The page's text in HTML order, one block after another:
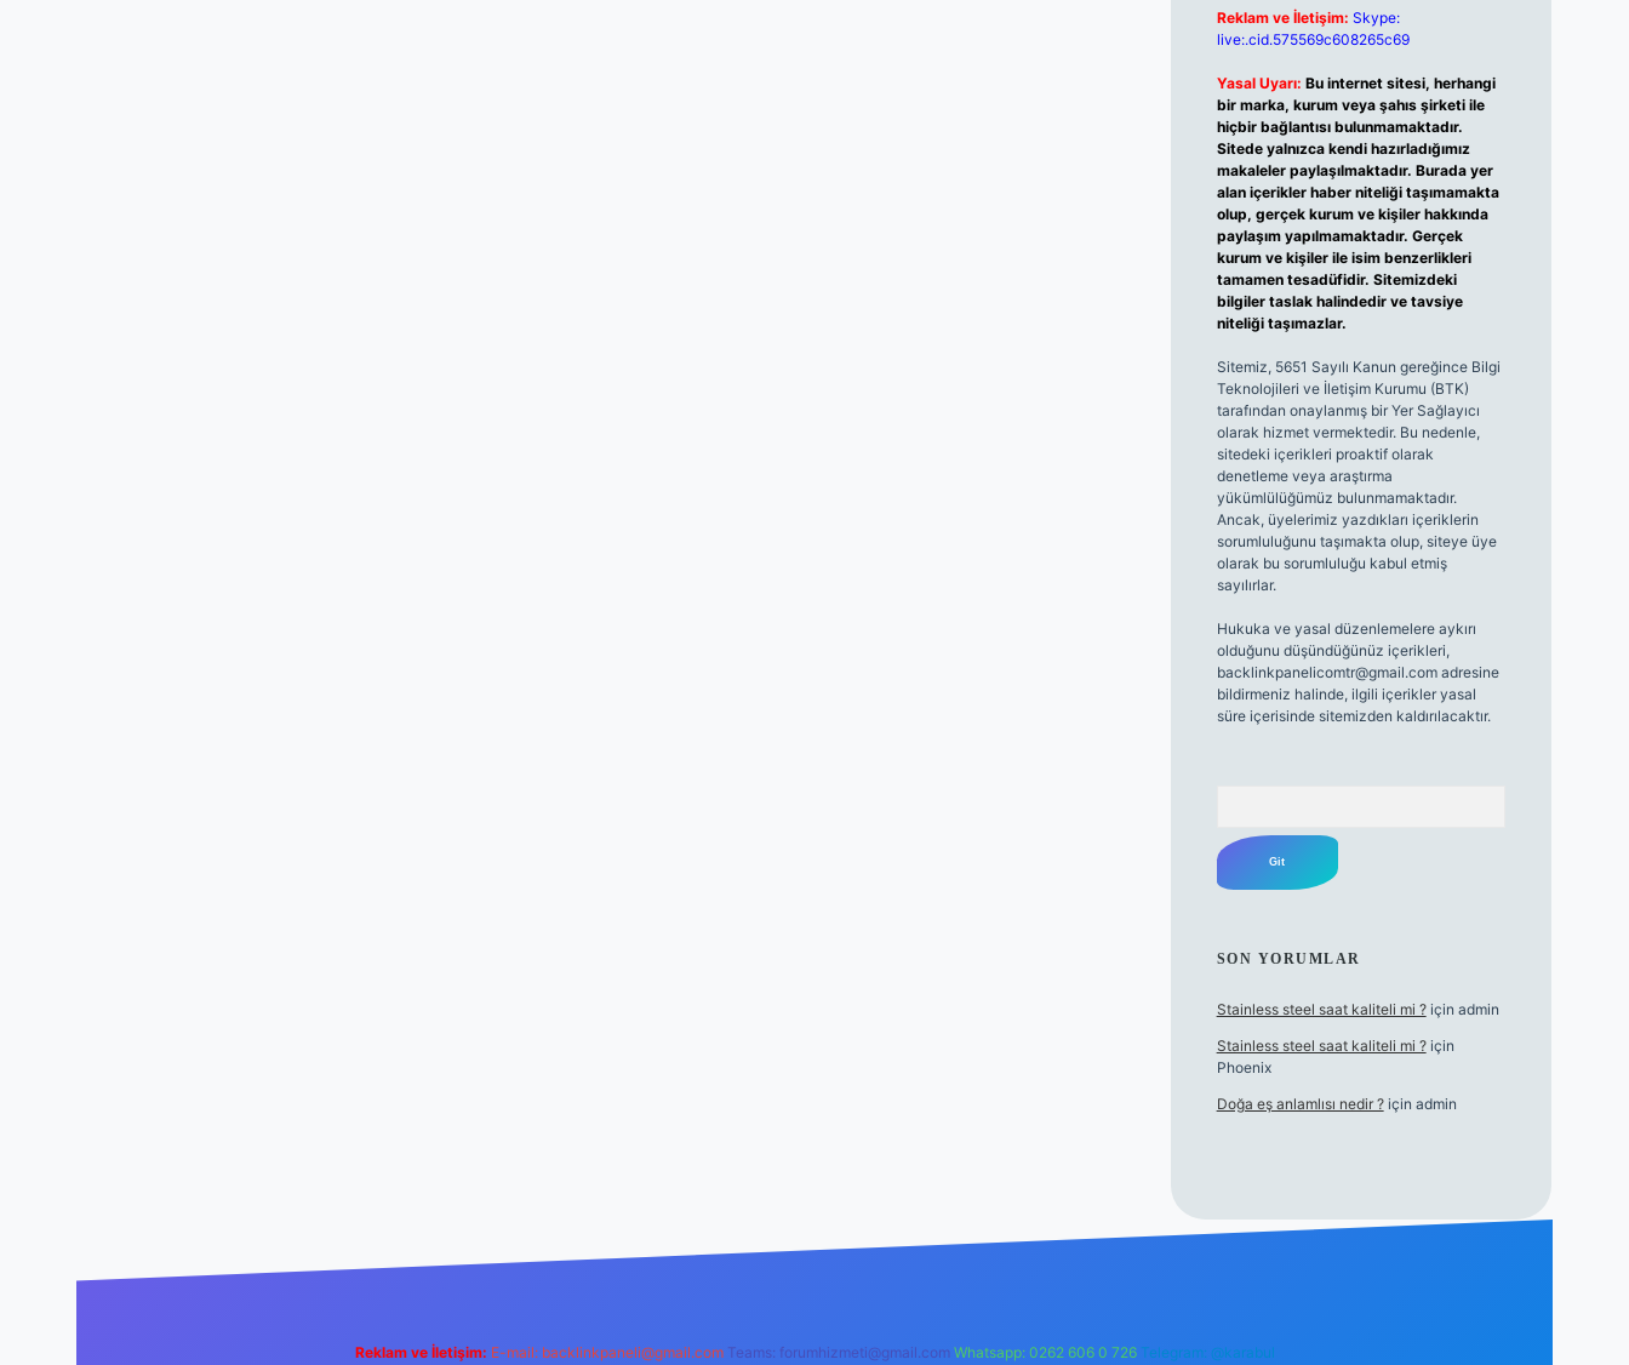
Reklam ve İletişim: Skype:
live:.cid.575569c608265c69
Yasal Uyarı: Bu internet sitesi, herhangi
bir marka, kurum veya şahıs şirketi ile
hiçbir bağlantısı bulunmamaktadır.
Sitede yalnızca kendi hazırladığımız
makaleler paylaşılmaktadır. Burada yer
alan içerikler haber niteliği taşımamakta
olup, gerçek kurum ve kişiler hakkında
paylaşım yapılmamaktadır. Gerçek
kurum ve kişiler ile isim benzerlikleri
tamamen tesadüfidir. Sitemizdeki
bilgiler taslak halindedir ve tavsiye
niteliği taşımazlar.
Sitemiz, 5651 Sayılı Kanun gereğince Bilgi
Teknolojileri ve İletişim Kurumu (BTK)
tarafından onaylanmış bir Yer Sağlayıcı
olarak hizmet vermektedir. Bu nedenle,
sitedeki içerikleri proaktif olarak
denetleme veya araştırma
yükümlülüğümüz bulunmamaktadır.
Ancak, üyelerimiz yazdıkları içeriklerin
sorumluluğunu taşımakta olup, siteye üye
olarak bu sorumluluğu kabul etmiş
sayılırlar.
Hukuka ve yasal düzenlemelere aykırı
olduğunu düşündüğünüz içerikleri,
backlinkpanelicomtr@gmail.comadresine
bildirmeniz halinde, ilgili içerikler yasal
süre içerisinde sitemizden kaldırılacaktır.
SON YORUMLAR
Stainless steel saat kaliteli mi ?için admin
Stainless steel saat kaliteli mi ?için
Phoenix
Doğa eş anlamlısı nedir ?için admin
Reklam ve İletişim: E-mail: backlinkpaneli@gmail.com Teams: forumhizmeti@gmail.com Whatsapp: 0262 606 0 726 Telegram: @karabul